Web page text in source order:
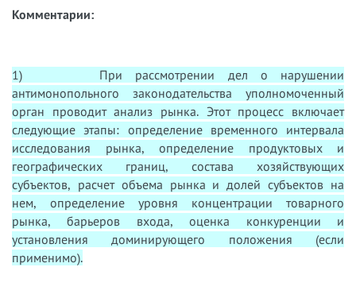
Комментарии:
1) При рассмотрении дел о нарушении
антимонопольного законодательства уполномоченный
орган проводит анализ рынка. Этот процесс включает
следующие этапы: определение временного интервала
исследования рынка, определение продуктовых и
географических границ, состава хозяйствующих
субъектов, расчет объема рынка и долей субъектов на
нем, определение уровня концентрации товарного
рынка, барьеров входа, оценка конкуренции и
установления доминирующего положения (если
применимо).